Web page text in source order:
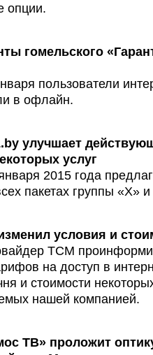
опции.
гомельского
пользователи
в офлайн.
улучшает
услуг
2015 года
пакетах группы «Х»
условия и
TCM
на доступ в
и стоимости
нашей компанией.
ТВ» проложит